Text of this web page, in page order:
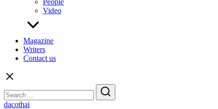
People
Video
Magazine
Writers
Contact us
for:
dacothai